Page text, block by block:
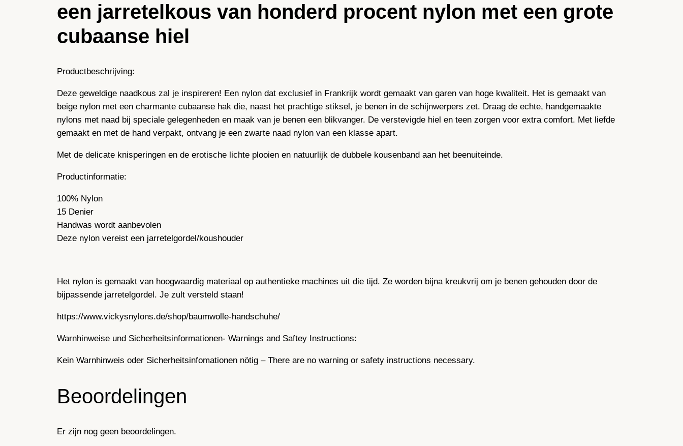
b
a
–
1
0
0
%
k
r
r
een jarretelkous van honderd procent nylon met een grote
cubaanse hiel
Productbeschrijving:
Deze geweldige naadkous zal je inspireren! Een nylon dat exclusief in Frankrijk wordt gemaakt van garen van hoge kwaliteit. Het is gemaakt van
beige nylon met een charmante cubaanse hak die, naast het prachtige stiksel, je benen in de schijnwerpers zet. Draag de echte, handgemaakte
nylons met naad bij speciale gelegenheden en maak van je benen een blikvanger. De verstevigde hiel en teen zorgen voor extra comfort. Met liefde
gemaakt en met de hand verpakt, ontvang je een zwarte naad nylon van een klasse apart.
Met de delicate knisperingen en de erotische lichte plooien en natuurlijk de dubbele kousenband aan het beenuiteinde.
Productinformatie:
100% Nylon
15 Denier
Handwas wordt aanbevolen
Deze nylon vereist een jarretelgordel/koushouder
Het nylon is gemaakt van hoogwaardig materiaal op authentieke machines uit die tijd. Ze worden bijna kreukvrij om je benen gehouden door de
bijpassende jarretelgordel. Je zult versteld staan!
https://www.vickysnylons.de/shop/baumwolle-handschuhe/
Warnhinweise und Sicherheitsinformationen- Warnings and Saftey Instructions:
Kein Warnhinweis oder Sicherheitsinfomationen nötig – There are no warning or safety instructions necessary.
Beoordelingen
Er zijn nog geen beoordelingen.